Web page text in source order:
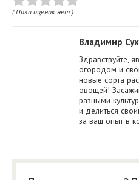
( Пока оценок нет )
Владимир
Здравствуйте,
огородом и
новые сорта
овощей!
разными
и делиться
за ваш опыт в